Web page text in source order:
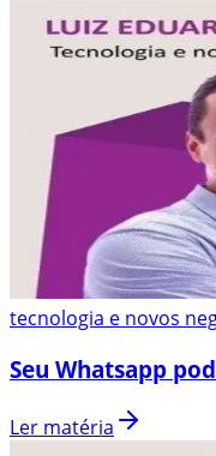
tecnologia e novos
Seu Whatsapp
Ler matéria